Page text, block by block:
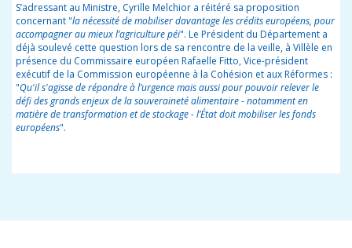
S’adressant au Ministre, Cyrille Melchior a réitéré sa proposition
concernant "la nécessité de mobiliser davantage les crédits européens, pour
accompagner au mieux l’agriculture péi". Le Président du Département a
déjà soulevé cette question lors de sa rencontre de la veille, à Villèle en
présence du Commissaire européen Rafaelle Fitto, Vice-président
exécutif de la Commission européenne à la Cohésion et aux Réformes :
"Qu'il s'agisse de répondre à l’urgence mais aussi pour pouvoir relever le
défi des grands enjeux de la souveraineté alimentaire - notamment en
matière de transformation et de stockage -l’État doit mobiliserles fonds
européens".